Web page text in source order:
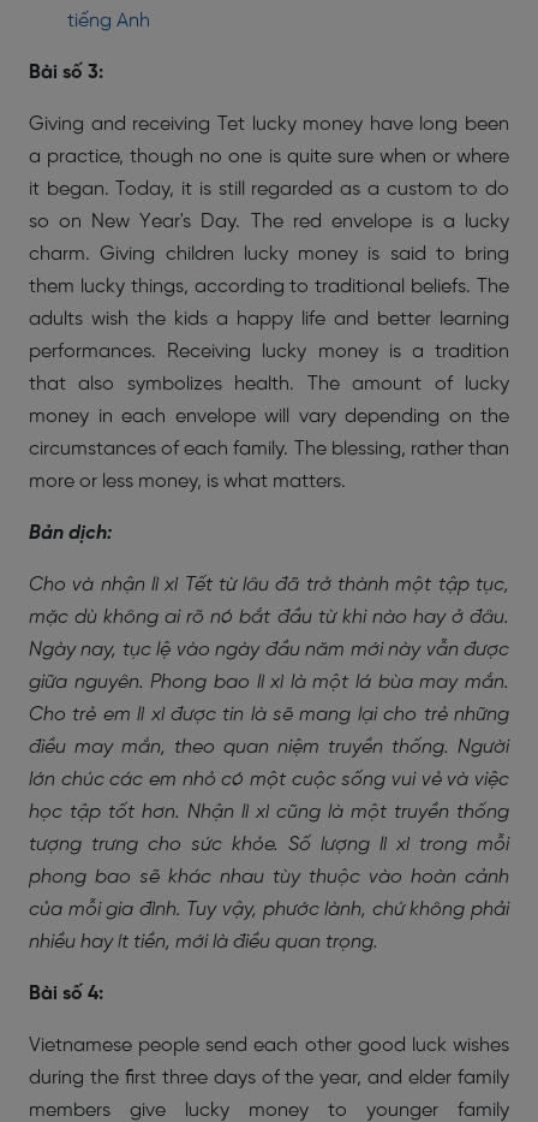
tiếng Anh
Bài số 3:
Giving and receiving Tet lucky money have long been
a practice, though no one is quite sure when or where
it began. Today, it is still regarded as a custom to do
so on New Year's Day. The red envelope is a lucky
charm. Giving children lucky money is said to bring
them lucky things, according to traditional beliefs. The
adults wish the kids a happy life and better learning
performances. Receiving lucky money is a tradition
that also symbolizes health. The amount of lucky
money in each envelope will vary depending on the
circumstances of each family. The blessing, rather than
more or less money, is what matters.
Bản dịch:
Cho và nhận lì xì Tết từ lâu đã trở thành một tập tục,
mặc dù không ai rõ nó bắt đầu từ khi nào hay ở đâu.
Ngày nay, tục lệ vào ngày đầu năm mới này vẫn được
giữa nguyên. Phong bao lì xì là một lá bùa may mắn.
Cho trẻ em lì xì được tin là sẽ mang lại cho trẻ những
điều may mắn, theo quan niệm truyền thống. Người
lớn chúc các em nhỏ có một cuộc sống vui vẻ và việc
học tập tốt hơn. Nhận lì xì cũng là một truyền thống
tượng trưng cho sức khỏe. Số lượng lì xì trong mỗi
phong bao sẽ khác nhau tùy thuộc vào hoàn cảnh
của mỗi gia đình. Tuy vậy, phước lành, chứ không phải
nhiều hay ít tiền, mới là điều quan trọng.
Bài số 4:
Vietnamese people send each other good luck wishes
during the first three days of the year, and elder family
members give lucky money to younger family